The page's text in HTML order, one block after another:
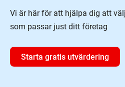
Vi är här för att hjälpa dig att
som passar just ditt företag
Starta gratis utvärdering